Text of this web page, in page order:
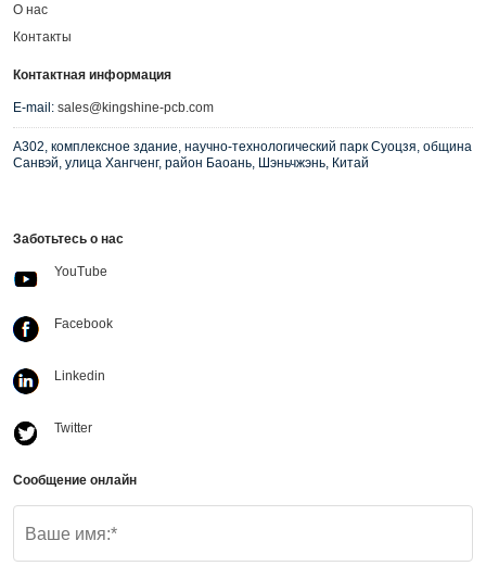
О нас
Контакты
Контактная информация
E-mail: sales@kingshine-pcb.com
A302, комплексное здание, научно-технологический парк Суоцзя, община
Санвэй, улица Хангченг, район Баоань, Шэньчжэнь, Китай
Заботьтесь о нас
YouTube
Facebook
Linkedin
Twitter
Сообщение онлайн